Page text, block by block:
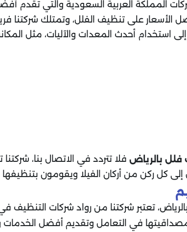
المملكة العربية السعودية والتي تقدم
على تنظيف الفلل، وتمتلك شركتنا
استخدام أحدث المعدات والآليات، مثل
بالرياض فلا تتردد في الاتصال بنا،
كل ركن من أركان الفيلا ويقومون
تعتبر شركتنا من رواد شركات التنظيف
في التعامل وتقديم أفضل الخدمات